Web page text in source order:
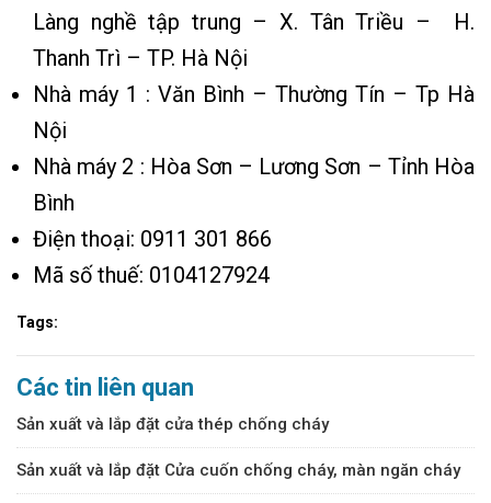
Làng nghề tập trung – X. Tân Triều – H.
Thanh Trì – TP. Hà Nội
Nhà máy 1 : Văn Bình – Thường Tín – Tp Hà
Nội
Nhà máy 2 : Hòa Sơn – Lương Sơn – Tỉnh Hòa
Bình
Điện thoại: 0911 301 866
Mã số thuế: 0104127924
Tags:
Các tin liên quan
Sản xuất và lắp đặt cửa thép chống cháy
Sản xuất và lắp đặt Cửa cuốn chống cháy, màn ngăn cháy